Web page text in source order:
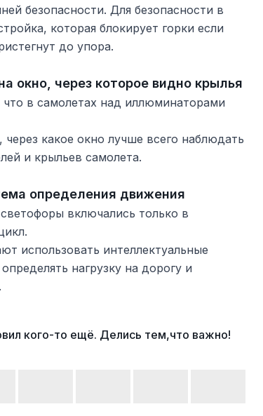
безопасности. Для безопасности в
которая блокирует горки если
до упора.
окно, через которое видно крылья
в самолетах над иллюминаторами
какое окно лучше всего наблюдать
и крыльев самолета.
определения движения
включались только в
использовать интеллектуальные
нагрузку на дорогу и